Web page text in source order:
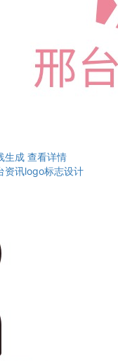
生成 查看详情
资讯logo标志设计